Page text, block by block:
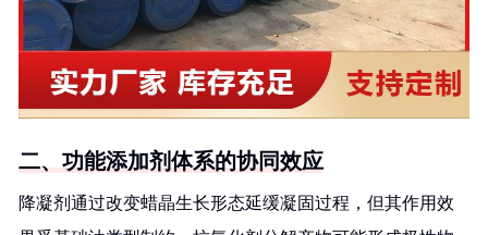
二、功能添加剂体系的协同效应
降凝剂通过改变蜡晶生长形态延缓凝固过程，但其作用效